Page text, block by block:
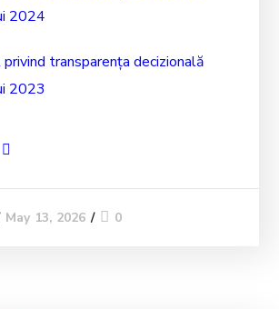
2024
transparența decizională
2023
May 13, 2026 0